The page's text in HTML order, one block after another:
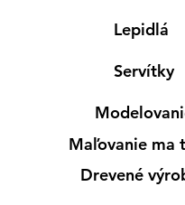
Lepidlá
Servítky
Maľovanie ma
Drevené